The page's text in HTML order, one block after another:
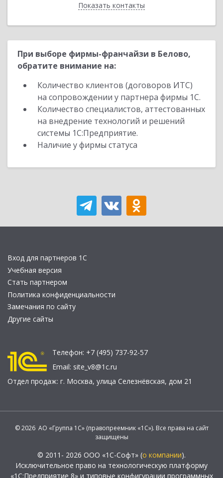
Показать контакты
Назад
При выборе фирмы-франчайзи в Белово,
обратите внимание на:
Количество клиентов (договоров ИТС)
на сопровождении у партнера фирмы 1С.
Количество специалистов, аттестованных
на внедрение технологий и решений
системы 1С:Предприятие.
Наличие у фирмы статуса
Вход для партнеров 1С
Учебная версия
Стать партнером
Политика конфиденциальности
Замечания по сайту
Другие сайты
Телефон: +7 (495) 737-92-57
Email: site_v8@1c.ru
Отдел продаж: г. Москва, улица Селезнёвская, дом 21
© 2026 АО «Группа 1С» (правопреемник «1С»). Все права на сайт
защищены
© 2011- 2026 ООО «1С-Софт» (о компании).
Исключительное право на технологическую платформу
«1С:Предприятие 8» и типовые конфигурации программных